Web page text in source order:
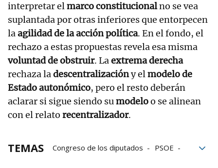
interpretar elmarco constitucionalno se vea
suplantada por otras inferiores que entorpecen
laagilidad de la acción política. En el fondo, el
rechazo a estas propuestas revela esa misma
voluntad de obstruir. Laextrema derecha
rechaza ladescentralizacióny elmodelo de
Estado autonómico, pero el resto deberán
aclarar si sigue siendo sumodeloo se alinean
con el relato recentralizador.
TEMAS Congreso de los diputados
PSOE